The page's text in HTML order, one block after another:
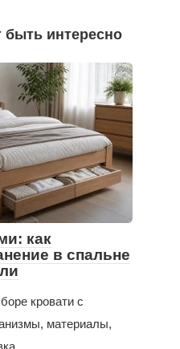
интересно
как
в спальне
кровати с
материалы,